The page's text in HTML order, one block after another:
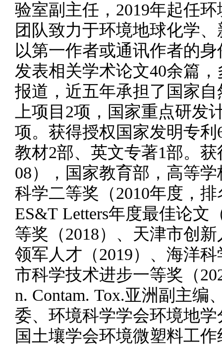
验室副主任，2019年起任
团队致力于环境地球化学
以第一作者或通讯作者的
发表相关学术论文40余篇
报道，近五年承担了国家
上项目2项，国家重点研发
项。获得授权国家发明专
教材2部、英文专著1部。
08），国家教育部，高等
科学二等奖（2010年度，
ES&T Letters年度最佳论文
等奖（2018）、天津市创
领军人才（2019）、海洋
市科学技术进步一等奖（
n. Contam. Tox.亚洲副主编
委、环境科学学会环境地
国土壤学会环境微塑料工